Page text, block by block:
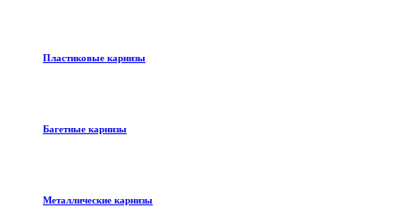
Пластиковые карнизы
Багетные карнизы
Металлические карнизы